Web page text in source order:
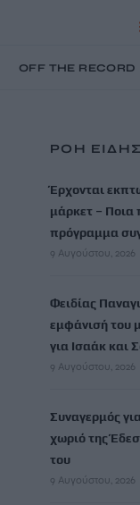
OFF THE RECORD
ΡΟΗ
Έρχονται
μάρκετ – Ποια
πρόγραμμα
9 Αυγούστου, 2026
Φειδίας
εμφάνισή του
για Ισαάκ και
9 Αυγούστου, 2026
Συναγερμός
χωριό της
του
9 Αυγούστου, 2026